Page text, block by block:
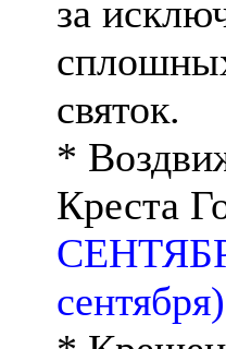
за
святок.
*
Креста
сентября)